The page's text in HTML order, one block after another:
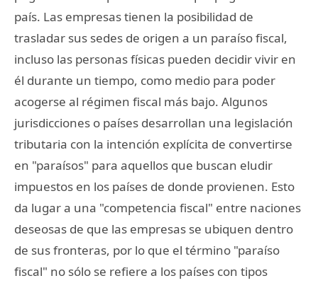
país. Las empresas tienen la posibilidad de
trasladar sus sedes de origen a un paraíso fiscal,
incluso las personas físicas pueden decidir vivir en
él durante un tiempo, como medio para poder
acogerse al régimen fiscal más bajo. Algunos
jurisdicciones o países desarrollan una legislación
tributaria con la intención explícita de convertirse
en "paraísos" para aquellos que buscan eludir
impuestos en los países de donde provienen. Esto
da lugar a una "competencia fiscal" entre naciones
deseosas de que las empresas se ubiquen dentro
de sus fronteras, por lo que el término "paraíso
fiscal" no sólo se refiere a los países con tipos